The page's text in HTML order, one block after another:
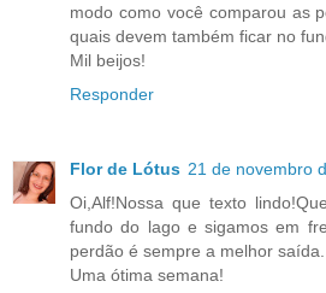
modo como você comparou as
quais devem também ficar no
Mil beijos!
Responder
Flor de Lótus 21 de novembro
Oi,Alf!Nossa que texto
fundo do lago e sigamos em
perdão é sempre a melhor saída.
Uma ótima semana!